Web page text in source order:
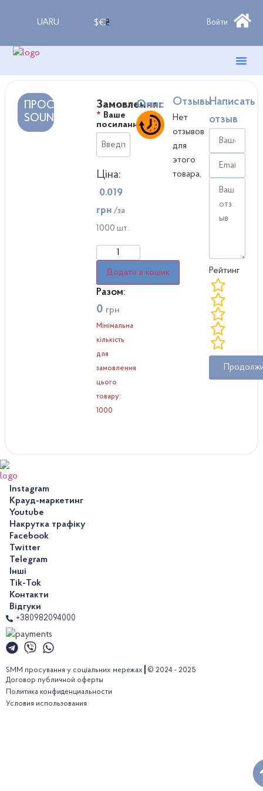
UARU $€₴ Войти
ПРОСЛУХОВУВАННЯ
SOUNDCLOUD
Замовлення:
* Ваше
посилання
Ціна:
0.019
грн/за
1000 шт.
Додати в кошик
Разом:
0 грн
Мінімальна
кількість
для
замовлення
цього
товару:
1000
Опис Отзывы
Нет
отзывов
для
этого
товара.
Написать
отзыв
Рейтинг
Instagram
Крауд-маркетинг
Youtube
Накрутка трафіку
Facebook
Twitter
Telegram
Інші
Tik-Tok
Контакти
Відгуки
+380982094000
SMM просування у соціальних мережах┃© 2024 - 2025
Договор публичной оферты
Политика конфиденциальности
Условия использования